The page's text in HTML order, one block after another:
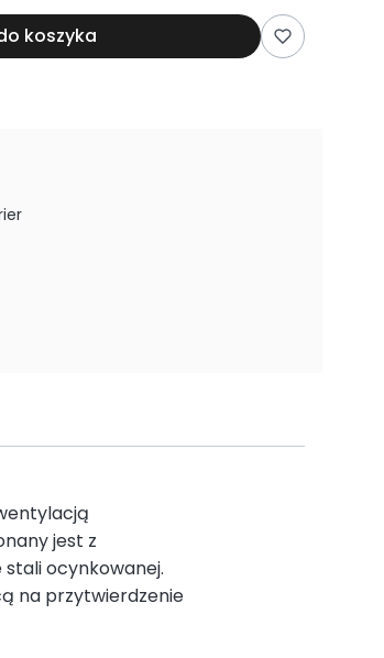
koszyka
jest z
ocynkowanej.
na przytwierdzenie